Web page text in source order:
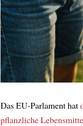
Das EU-Parlament hat
pflanzliche